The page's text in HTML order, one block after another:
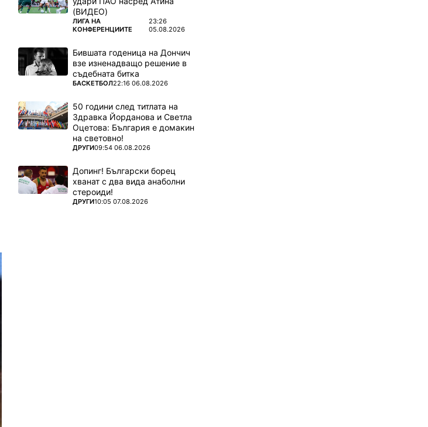
(ВИДЕО)
ПОВЕЧЕ ОТ
ЛИГА НА
КОНФЕРЕНЦИИТЕ
23:26
05.08.2026
Бившата годеница на Дончич
взе изненадващо решение в
съдебната битка
ПОВЕЧЕ ОТ
БАСКЕТБОЛ22:16 06.08.2026
50 години след титлата на
Здравка Йорданова и Светла
Оцетова: България е домакин
на световно!
ПОВЕЧЕ ОТ
ДРУГИ09:54 06.08.2026
Допинг! Български борец
хванат с два вида анаболни
стероиди!
ПОВЕЧЕ ОТ
ДРУГИ10:05 07.08.2026